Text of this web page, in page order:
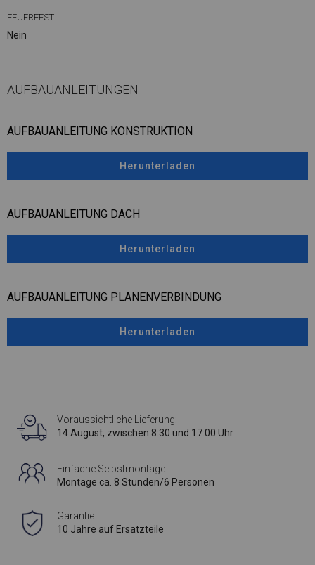
FEUERFEST
Nein
AUFBAUANLEITUNGEN
AUFBAUANLEITUNG KONSTRUKTION
Herunterladen
AUFBAUANLEITUNG DACH
Herunterladen
AUFBAUANLEITUNG PLANENVERBINDUNG
Herunterladen
Voraussichtliche Lieferung:
14 August, zwischen 8:30 und 17:00 Uhr
Einfache Selbstmontage:
Montage ca. 8 Stunden/6 Personen
Garantie:
10 Jahre auf Ersatzteile